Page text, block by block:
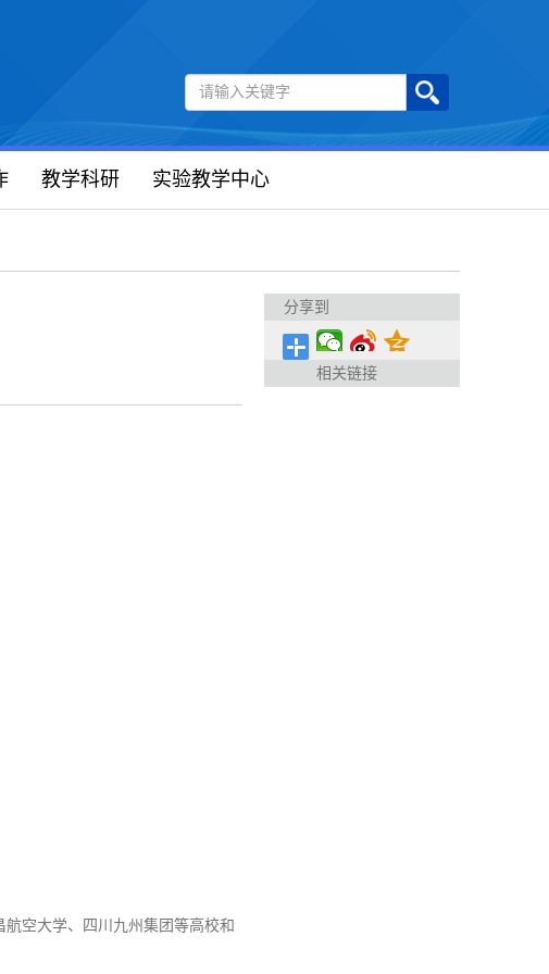
教学科研 实验教学中心
空大学、四川九州集团等高校和
分享到
相关链接